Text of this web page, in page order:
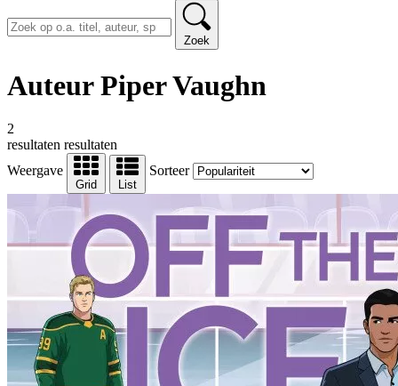
Zoek
Auteur Piper Vaughn
2
resultaten resultaten
Weergave
Grid List
Sorteer